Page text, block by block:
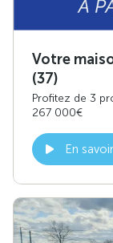
Votre
(37)
Profitez de 3
267 000€
En